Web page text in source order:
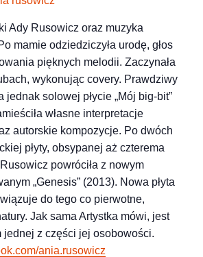
Ady Rusowicz oraz muzyka
mamie odziedziczyła urodę, głos
pięknych melodii. Zaczynała
wykonując covery. Prawdziwy
solowej płycie „Mój big-bit”
własne interpretacje
autorskie kompozycje. Po dwóch
płyty, obsypanej aż czterema
powróciła z nowym
„Genesis” (2013). Nowa płyta
do tego co pierwotne,
Jak sama Artystka mówi, jest
z części jej osobowości.
ania.rusowicz